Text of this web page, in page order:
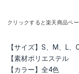
クリックすると楽天商品ペ
【サイズ】S、M、L、
【素材‎ポリエステル
【カラー】全4色